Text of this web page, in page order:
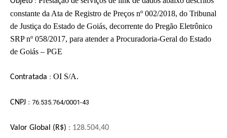
constante da Ata de Registro de Preços nº 002/2018, do Tribunal
de Justiça do Estado de Goiás, decorrente do Pregão Eletrônico
SRP nº 058/2017, para atender a Procuradoria-Geral do Estado
de Goiás – PGE
Contratada : OI S/A.
CNPJ : 76.535.764/0001-43
Valor Global (R$) : 128.504,40